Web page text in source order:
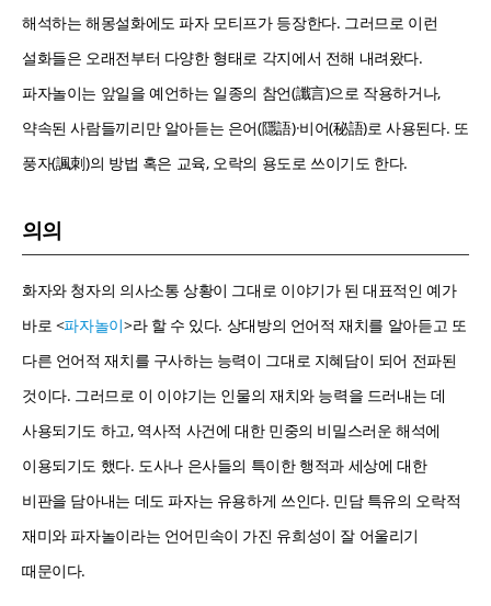
해석하는 해몽설화에도 파자 모티프가 등장한다. 그러므로 이런
설화들은 오래전부터 다양한 형태로 각지에서 전해 내려왔다.
파자놀이는 앞일을 예언하는 일종의 참언(讖言)으로 작용하거나,
약속된 사람들끼리만 알아듣는 은어(隱語)·비어(秘語)로 사용된다. 또
풍자(諷刺)의 방법 혹은 교육, 오락의 용도로 쓰이기도 한다.
의의
화자와 청자의 의사소통 상황이 그대로 이야기가 된 대표적인 예가
바로 <파자놀이>라 할 수 있다. 상대방의 언어적 재치를 알아듣고 또
다른 언어적 재치를 구사하는 능력이 그대로 지혜담이 되어 전파된
것이다. 그러므로 이 이야기는 인물의 재치와 능력을 드러내는 데
사용되기도 하고, 역사적 사건에 대한 민중의 비밀스러운 해석에
이용되기도 했다. 도사나 은사들의 특이한 행적과 세상에 대한
비판을 담아내는 데도 파자는 유용하게 쓰인다. 민담 특유의 오락적
재미와 파자놀이라는 언어민속이 가진 유희성이 잘 어울리기
때문이다.